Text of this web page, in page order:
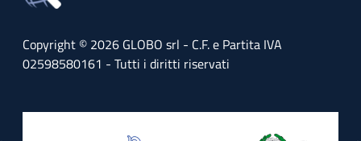
Copyright © 2026 GLOBO srl - C.F. e Partita IVA
02598580161 - Tutti i diritti riservati